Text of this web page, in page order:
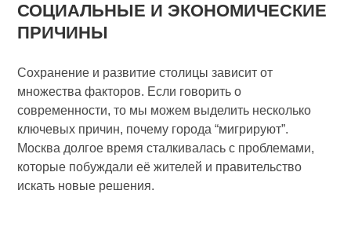
СОЦИАЛЬНЫЕ И ЭКОНОМИЧЕСКИЕ
ПРИЧИНЫ
Сохранение и развитие столицы зависит от
множества факторов. Если говорить о
современности, то мы можем выделить несколько
ключевых причин, почему города “мигрируют”.
Москва долгое время сталкивалась с проблемами,
которые побуждали её жителей и правительство
искать новые решения.